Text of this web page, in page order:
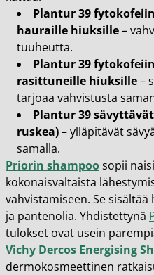
Plantur 39
hauraille hiuksille–
tuuheutta.
Plantur 39
rasittuneille hiuksille–
tarjoaa vahvistusta
Plantur 39
ruskea)– ylläpitävät
samalla.
Priorin shampoosopii
kokonaisvaltaista
vahvistamiseen. Se
ja pantenolia. Yhdistettynä
tulokset ovat usein
Vichy Dercos Energising
dermokosmeettinen